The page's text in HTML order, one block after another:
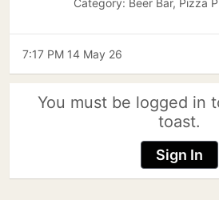
Category: Beer Bar, Pizza
7:17 PM 14 May 26
You must be logged in
toast.
Sign In